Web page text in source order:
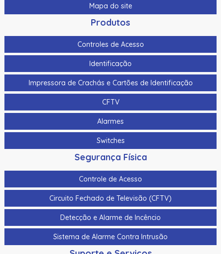
Mapa do site
Produtos
Controles de Acesso
Identificação
Impressora de Crachás e Cartões de Identificação
CFTV
Alarmes
Switches
Segurança Física
Controle de Acesso
Circuito Fechado de Televisão (CFTV)
Detecção e Alarme de Incêncio
Sistema de Alarme Contra Intrusão